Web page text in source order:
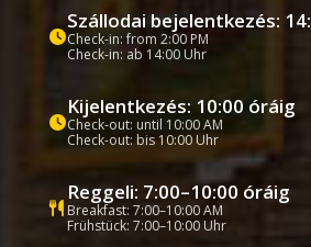
Szállodai bejelentkezés:
Check-in: from 2:00 PM
Check-in: ab 14:00 Uhr
Kijelentkezés: 10:00 óráig
Check-out: until 10:00 AM
Check-out: bis 10:00 Uhr
Reggeli: 7:00–10:00 óráig
Breakfast: 7:00–10:00 AM
Frühstück: 7:00–10:00 Uhr